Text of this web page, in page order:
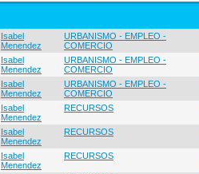
Isabel
Menendez
URBANISMO - EMPLEO -
COMERCIO
Isabel
Menendez
URBANISMO - EMPLEO -
COMERCIO
Isabel
Menendez
URBANISMO - EMPLEO -
COMERCIO
Isabel
Menendez
RECURSOS
Isabel
Menendez
RECURSOS
Isabel
Menendez
RECURSOS